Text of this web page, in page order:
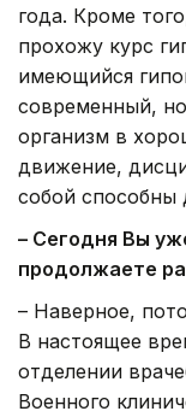
года. Кроме
прохожу курс
имеющийся
современный,
организм в
движение,
собой способны
– Сегодня Вы
продолжаете
– Наверное,
В настоящее
отделении
Военного